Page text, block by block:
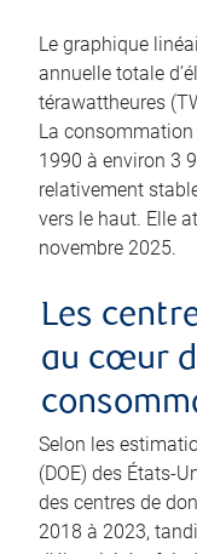
Le graphique
annuelle totale
térawattheures
La consommation
1990 à environ 3
relativement
vers le haut. Elle
novembre 2025.
Les
au cœur
Selon les
(DOE) des États-
des centres de
2018 à 2023,